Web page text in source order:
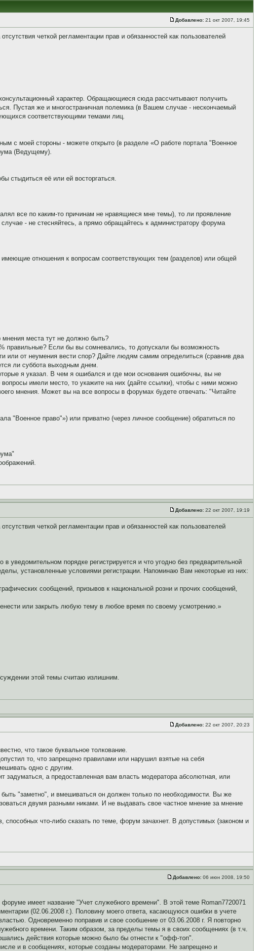
Добавлено: 21 окт 2007, 19:45
четкой регламентации прав и обязанностей как пользователей
характер. Обращающиеся сюда рассчитывают получить
Пустая же и многостраничная полемика (в Вашем случае - нескончаемый
соответствующими темами лиц.
с моей стороны - можете открыто (в разделе «О работе портала "Военное
(Ведущему).
стыдиться её или ей восторгаться.
все по каким-то причинам не нравящиеся мне темы), то ли проявление
- не стесняйтесь, а прямо обращайтесь к администратору форума
отношения к вопросам соответствующих тем (разделов) или общей
места тут не должно быть?
правильные? Если бы вы сомневались, то допускали бы возможность
или от неумения вести спор? Дайте людям самим определиться (сравнив два
ли суббота выходным днем.
я указал. В чем я ошибался и где мои основания ошибочны, вы не
имели место, то укажите на них (дайте ссылки), чтобы с ними можно
мнения. Может вы на все вопросы в форумах будете отвечать: "Читайте
"Военное право"») или приватно (через личное сообщение) обратиться по
Добавлено: 22 окт 2007, 19:19
четкой регламентации прав и обязанностей как пользователей
порядке регистрируется и что угодно без предварительной
установленные условиями регистрации. Напоминаю Вам некоторые из них:
сообщений, призывов к национальной розни и прочих сообщений,
или закрыть любую тему в любое время по своему усмотрению.»
этой темы считаю излишним.
Добавлено: 22 окт 2007, 20:23
что такое буквальное толкование.
то, что запрещено правилами или нарушил взятые на себя
одно с другим.
а предоставленная вам власть модератора абсолютная, или
"заметно", и вмешиваться он должен только по необходимости. Вы же
двумя разными никами. И не выдавать свое частное мнение за мнение
что-либо сказать по теме, форум зачахнет. В допустимых (законом и
Добавлено: 06 июн 2008, 19:50
имеет название "Учет служебного времени". В этой теме Roman7720071
(02.06.2008 г.). Половину моего ответа, касающуюся ошибки в учете
Одновременно поправив и свое сообшение от 03.06.2008 г. Я повторно
времени. Таким образом, за пределы темы я в своих сообщениях (в т.ч.
действия которые можно было бы отнести к "офф-топ".
и в сообщениях, которые созданы модераторами. Не запрещено и